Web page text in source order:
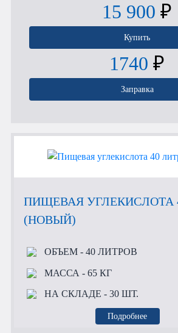
15 900 ₽
Купить
1740 ₽
Заправка
ПИЩЕВАЯ УГЛЕКИСЛОТА
(НОВЫЙ)
ОБЪЕМ- 40 ЛИТРОВ
МАССА - 65 КГ
НА СКЛАДЕ - 30 ШТ.
Подробнее